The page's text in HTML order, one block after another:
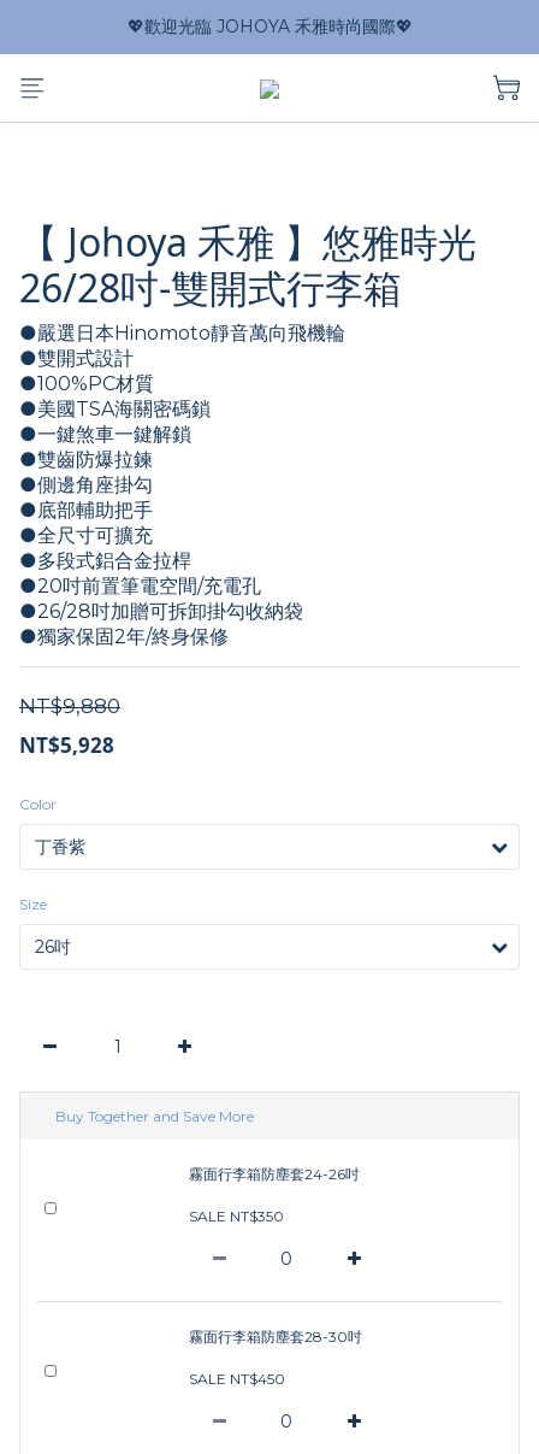
💖歡迎光臨 JOHOYA 禾雅時尚國際💖
【 Johoya 禾雅 】悠雅時光
26/28吋-雙開式行李箱
●嚴選日本Hinomoto靜音萬向飛機輪
●雙開式設計
●100%PC材質
●美國TSA海關密碼鎖
●一鍵煞車一鍵解鎖
●雙齒防爆拉鍊
●側邊角座掛勾
●底部輔助把手
●全尺寸可擴充
●多段式鋁合金拉桿
●20吋前置筆電空間/充電孔
●26/28吋加贈可拆卸掛勾收納袋
●獨家保固2年/終身保修
NT$9,880
NT$5,928
Color
Size
Buy Together and Save More
霧面行李箱防塵套24-26吋
SALE NT$350
霧面行李箱防塵套28-30吋
SALE NT$450